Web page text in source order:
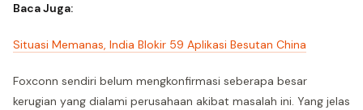
Baca Juga:
Situasi Memanas, India Blokir 59 Aplikasi Besutan China
Foxconn sendiri belum mengkonfirmasi seberapa besar
kerugian yang dialami perusahaan akibat masalah ini. Yang jelas